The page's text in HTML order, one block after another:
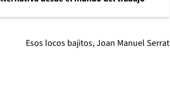
Esos locos bajitos, Joan Manuel Serrat